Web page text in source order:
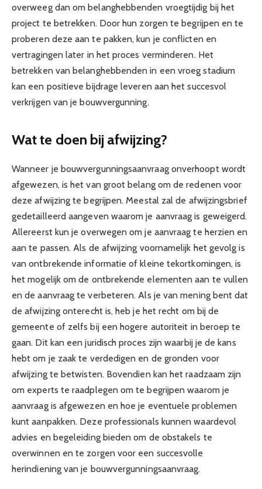
overweeg dan om belanghebbenden vroegtijdig bij het
project te betrekken. Door hun zorgen te begrijpen en te
proberen deze aan te pakken, kun je conflicten en
vertragingen later in het proces verminderen. Het
betrekken van belanghebbenden in een vroeg stadium
kan een positieve bijdrage leveren aan het succesvol
verkrijgen van je bouwvergunning.
Wat te doen bij afwijzing?
Wanneer je bouwvergunningsaanvraag onverhoopt wordt
afgewezen, is het van groot belang om de redenen voor
deze afwijzing te begrijpen. Meestal zal de afwijzingsbrief
gedetailleerd aangeven waarom je aanvraag is geweigerd.
Allereerst kun je overwegen om je aanvraag te herzien en
aan te passen. Als de afwijzing voornamelijk het gevolg is
van ontbrekende informatie of kleine tekortkomingen, is
het mogelijk om de ontbrekende elementen aan te vullen
en de aanvraag te verbeteren. Als je van mening bent dat
de afwijzing onterecht is, heb je het recht om bij de
gemeente of zelfs bij een hogere autoriteit in beroep te
gaan. Dit kan een juridisch proces zijn waarbij je de kans
hebt om je zaak te verdedigen en de gronden voor
afwijzing te betwisten. Bovendien kan het raadzaam zijn
om experts te raadplegen om te begrijpen waarom je
aanvraag is afgewezen en hoe je eventuele problemen
kunt aanpakken. Deze professionals kunnen waardevol
advies en begeleiding bieden om de obstakels te
overwinnen en te zorgen voor een succesvolle
herindiening van je bouwvergunningsaanvraag.